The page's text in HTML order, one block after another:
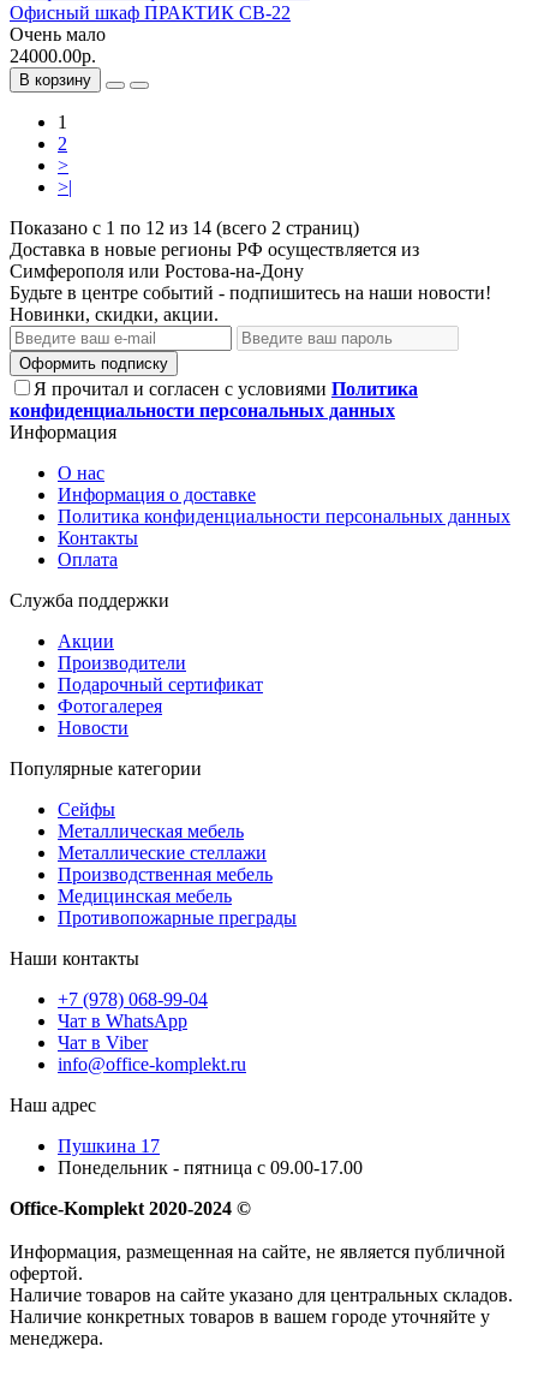
Офисный шкаф ПРАКТИК CB-22
Очень мало
24000.00р.
В корзину
1
2
>
>|
Показано с 1 по 12 из 14 (всего 2 страниц)
Доставка в новые регионы РФ осуществляется из
Симферополя или Ростова-на-Дону
Будьте в центре событий - подпишитесь на наши новости!
Новинки, скидки, акции.
Оформить подписку
Я прочитал и согласен с условиями Политика
конфиденциальности персональных данных
Информация
О нас
Информация о доставке
Политика конфиденциальности персональных данных
Контакты
Оплата
Служба поддержки
Акции
Производители
Подарочный сертификат
Фотогалерея
Новости
Популярные категории
Сейфы
Металлическая мебель
Металлические стеллажи
Производственная мебель
Медицинская мебель
Противопожарные преграды
Наши контакты
+7 (978) 068-99-04
Чат в WhatsApp
Чат в Viber
info@office-komplekt.ru
Наш адрес
Пушкина 17
Понедельник - пятница с 09.00-17.00
Office-Komplekt 2020-2024 ©
Информация, размещенная на сайте, не является публичной
офертой.
Наличие товаров на сайте указано для центральных складов.
Наличие конкретных товаров в вашем городе уточняйте у
менеджера.